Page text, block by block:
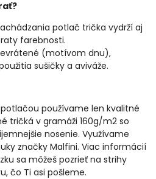
potlač trička vydrží aj
farebnosti.
(motívom dnu),
sušičky a aviváže.
používame len kvalitné
tričká v gramáži 160g/m2 so
nosenie. Využívame
značky Malfini. Viac informácií
sa môžeš pozrieť na strihy
čo Ti asi pošleme.